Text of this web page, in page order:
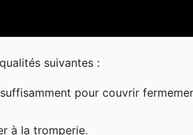
suivantes :
pour couvrir
à la tromperie.